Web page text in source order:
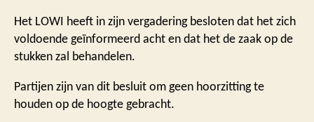
Het LOWI heeft in zijn vergadering besloten dat het zich
voldoende geïnformeerd acht en dat het de zaak op de
stukken zal behandelen.
Partijen zijn van dit besluit om geen hoorzitting te
houden op de hoogte gebracht.